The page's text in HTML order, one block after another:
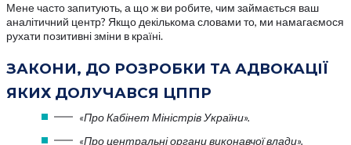
Мене часто запитують, а що ж ви робите, чим займається ваш
аналітичний центр? Якщо декількома словами то, ми намагаємося
рухати позитивні зміни в країні.
ЗАКОНИ, ДО РОЗРОБКИ ТА АДВОКАЦІЇ
ЯКИХ ДОЛУЧАВСЯ ЦППР
«Про Кабінет Міністрів України».
«Про центральні органи виконавчої влади».